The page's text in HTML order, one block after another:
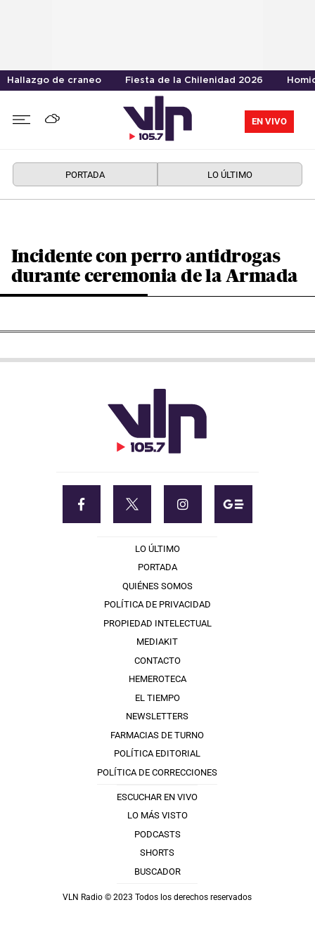
Hallazgo de craneo Fiesta de la Chilenidad 2026
EN VIVO
PORTADA LO ÚLTIMO
Incidente con perro antidrogas
durante ceremonia de la Armada
LO ÚLTIMO
PORTADA
QUIÉNES SOMOS
POLÍTICA DE PRIVACIDAD
PROPIEDAD INTELECTUAL
MEDIAKIT
CONTACTO
HEMEROTECA
EL TIEMPO
NEWSLETTERS
FARMACIAS DE TURNO
POLÍTICA EDITORIAL
POLÍTICA DE CORRECCIONES
ESCUCHAR EN VIVO
LO MÁS VISTO
PODCASTS
SHORTS
BUSCADOR
VLN Radio © 2023 Todos los derechos reservados